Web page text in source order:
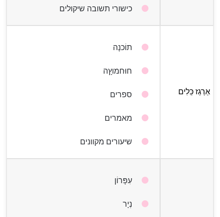
כישורי תשובה שיקולים
אַרְגַז כֵּלִים
תוֹכנָה
חוּחמוץָה
ספרים
מאמרים
שיעורים מקוונים
עִפָּרוֹן
נְיָר